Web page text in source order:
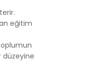
eğitim
düzeyine